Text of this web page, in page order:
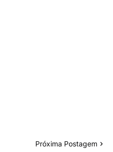
Próxima Postagem